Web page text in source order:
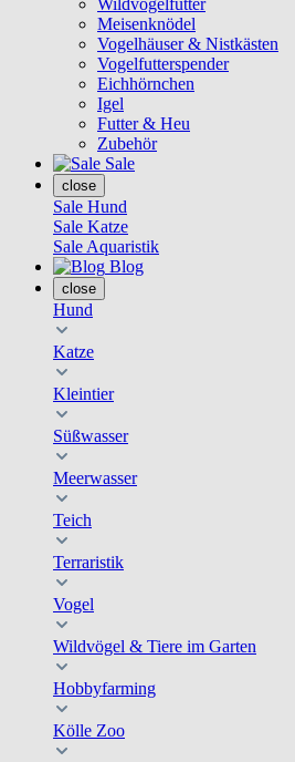
Wildvogelfutter
Meisenknödel
Vogelhäuser & Nistkästen
Vogelfutterspender
Eichhörnchen
Igel
Futter & Heu
Zubehör
Sale
close
Sale Hund
Sale Katze
Sale Aquaristik
Blog
close
Hund
Katze
Kleintier
Süßwasser
Meerwasser
Teich
Terraristik
Vogel
Wildvögel & Tiere im Garten
Hobbyfarming
Kölle Zoo